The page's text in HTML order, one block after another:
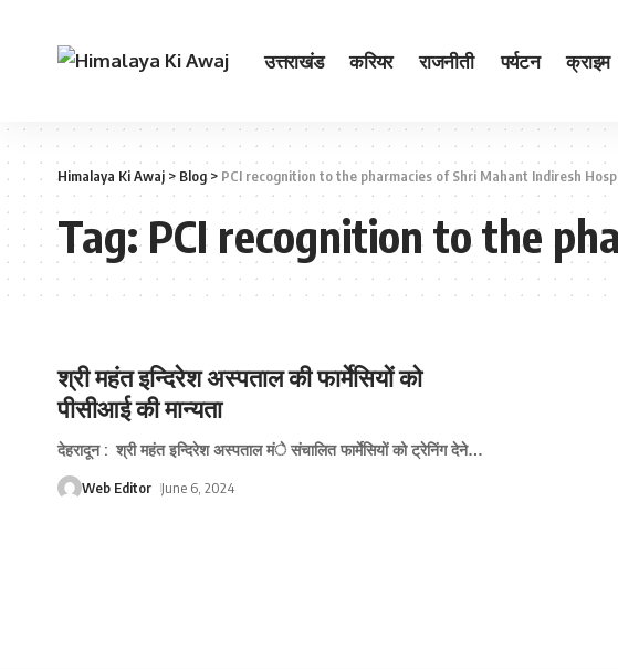
उत्तराखंड करियर राजनीती पर्यटन क्राइम
Himalaya Ki Awaj > Blog> PCI recognition to the pharmacies of Shri Mahant Indiresh
Tag:PCI recognition to the
श्री महंत इन्दिरेश अस्पताल की फार्मेसियों को
पीसीआई की मान्यता
देहरादून : श्री महंत इन्दिरेश अस्पताल मंे संचालित फार्मेसियों को ट्रेनिंग देने…
Web Editor June 6, 2024